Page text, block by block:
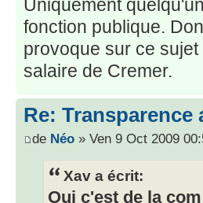
Uniquement
fonction publique.
provoque sur ce
salaire de Cremer.
Re: Transparence
de Néo » Ven 9 Oct 2009
Xav a écrit:
Oui c'est de la com